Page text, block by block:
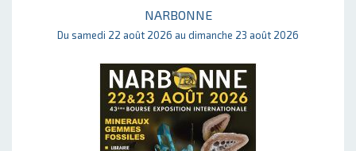
NARBONNE
Du samedi 22 août 2026 au dimanche 23 août 2026